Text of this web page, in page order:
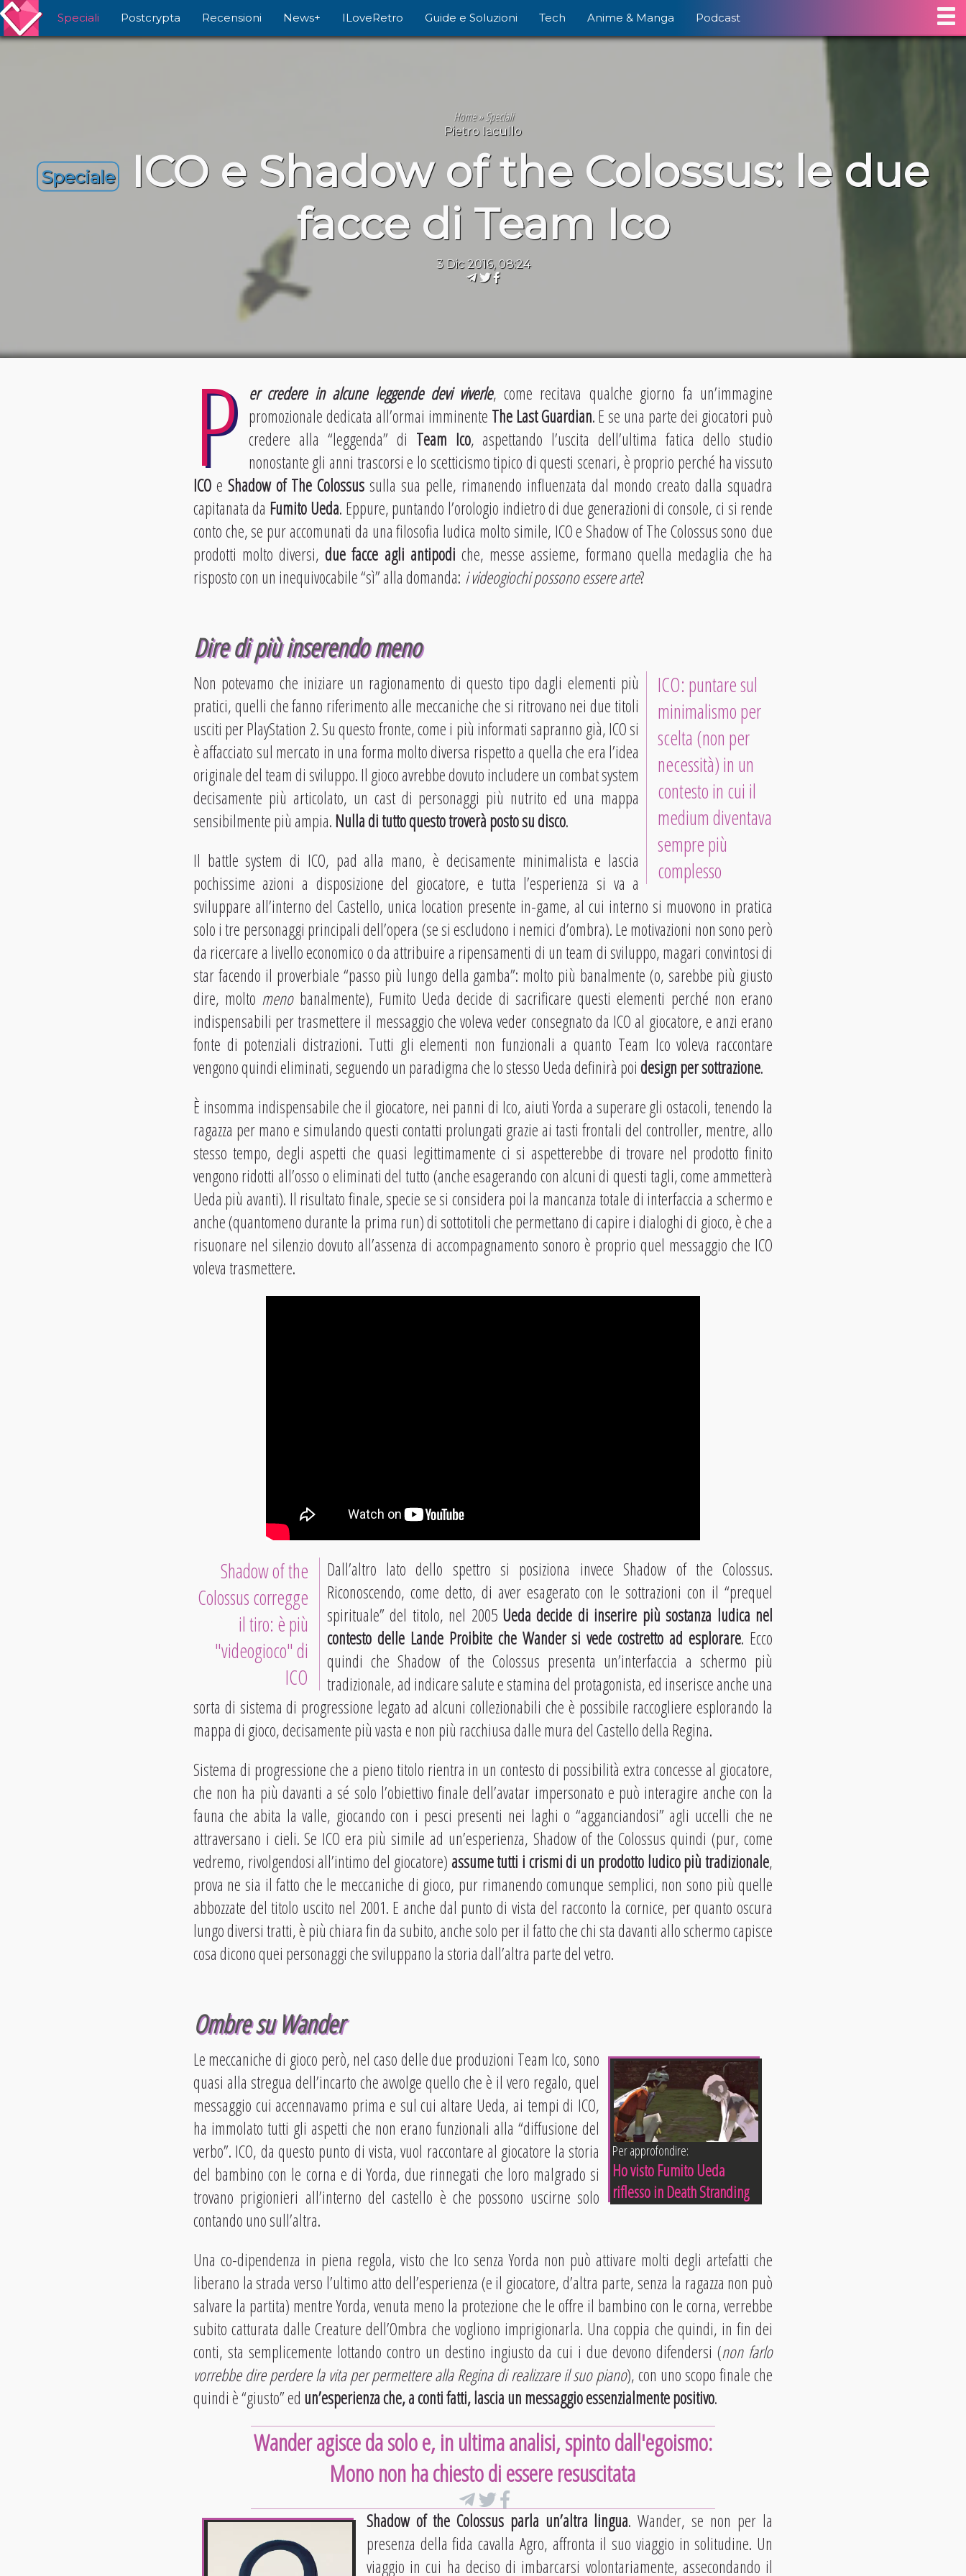
Speciali Postcrypta Recensioni News+ ILoveRetro Guide e Soluzioni Tech Anime & Manga Podcast
Home»Speciali
Pietro Iacullo
Speciale
ICO e Shadow of the Colossus: le due
facce di Team Ico
3 Dic 2016, 08:24
P er credere in alcune leggende devi viverle, come recitava qualche giorno fa un’immagine
promozionale dedicata all’ormai imminente The Last Guardian. E se una parte dei giocatori può
credere alla “leggenda” di Team Ico, aspettando l’uscita dell’ultima fatica dello studio
nonostante gli anni trascorsi e lo scetticismo tipico di questi scenari, è proprio perché ha vissuto
ICOe Shadow of The Colossussulla sua pelle, rimanendo influenzata dal mondo creato dalla squadra
capitanata da Fumito Ueda. Eppure, puntando l’orologio indietro di due generazioni di console, ci si rende
conto che, se pur accomunati da una filosofia ludica molto simile, ICO e Shadow of The Colossus sono due
prodotti molto diversi,due facce agli antipodi che, messe assieme, formano quella medaglia che ha
risposto con un inequivocabile “sì” alla domanda: i videogiochi possono essere arte?
Dire di più inserendo meno
ICO: puntare sul
minimalismo per
scelta (non per
necessità) in un
contesto in cui il
medium diventava
sempre più
complesso
Non potevamo che iniziare un ragionamento di questo tipo dagli elementi più
pratici, quelli che fanno riferimento alle meccaniche che si ritrovano nei due titoli
usciti per PlayStation 2. Su questo fronte, come i più informati sapranno già, ICO si
è affacciato sul mercato in una forma molto diversa rispetto a quella che era l’idea
originale del team di sviluppo. Il gioco avrebbe dovuto includere un combat system
decisamente più articolato, un cast di personaggi più nutrito ed una mappa
sensibilmente più ampia.Nulla di tutto questo troverà posto su disco.
Il battle system di ICO, pad alla mano, è decisamente minimalista e lascia
pochissime azioni a disposizione del giocatore, e tutta l’esperienza si va a
sviluppare all’interno del Castello, unica location presente in-game, al cui interno si muovono in pratica
solo i tre personaggi principali dell’opera (se si escludono i nemici d’ombra). Le motivazioni non sono però
da ricercare a livello economico o da attribuire a ripensamenti di un team di sviluppo, magari convintosi di
star facendo il proverbiale “passo più lungo della gamba”: molto più banalmente (o, sarebbe più giusto
dire, molto menobanalmente), Fumito Ueda decide di sacrificare questi elementi perché non erano
indispensabili per trasmettere il messaggio che voleva veder consegnato da ICO al giocatore, e anzi erano
fonte di potenziali distrazioni. Tutti gli elementi non funzionali a quanto Team Ico voleva raccontare
vengono quindi eliminati, seguendo un paradigma che lo stesso Ueda definirà poidesign per sottrazione.
È insomma indispensabile che il giocatore, nei panni di Ico, aiuti Yorda a superare gli ostacoli, tenendo la
ragazza per mano e simulando questi contatti prolungati grazie ai tasti frontali del controller, mentre, allo
stesso tempo, degli aspetti che quasi legittimamente ci si aspetterebbe di trovare nel prodotto finito
vengono ridotti all’osso o eliminati del tutto (anche esagerando con alcuni di questi tagli, come ammetterà
Ueda più avanti). Il risultato finale, specie se si considera poi la mancanza totale di interfaccia a schermo e
anche (quantomeno durante la prima run) di sottotitoli che permettano di capire i dialoghi di gioco, è che a
risuonare nel silenzio dovuto all’assenza di accompagnamento sonoro è proprio quel messaggio che ICO
voleva trasmettere.
Shadow of the
Colossus corregge
il tiro: è più
"videogioco" di
ICO
Dall’altro lato dello spettro si posiziona invece Shadow of the Colossus.
Riconoscendo, come detto, di aver esagerato con le sottrazioni con il “prequel
spirituale” del titolo, nel 2005 Ueda decide di inserire più sostanza ludica nel
contesto delle Lande Proibite che Wander si vede costretto ad esplorare. Ecco
quindi che Shadow of the Colossus presenta un’interfaccia a schermo più
tradizionale, ad indicare salute e stamina del protagonista, ed inserisce anche una
sorta di sistema di progressione legato ad alcuni collezionabili che è possibile raccogliere esplorando la
mappa di gioco, decisamente più vasta e non più racchiusa dalle mura del Castello della Regina.
Sistema di progressione che a pieno titolo rientra in un contesto di possibilità extra concesse al giocatore,
che non ha più davanti a sé solo l’obiettivo finale dell’avatar impersonato e può interagire anche con la
fauna che abita la valle, giocando con i pesci presenti nei laghi o “agganciandosi” agli uccelli che ne
attraversano i cieli. Se ICO era più simile ad un’esperienza, Shadow of the Colossus quindi (pur, come
vedremo, rivolgendosi all’intimo del giocatore)assume tutti i crismi di un prodotto ludico più tradizionale,
prova ne sia il fatto che le meccaniche di gioco, pur rimanendo comunque semplici, non sono più quelle
abbozzate del titolo uscito nel 2001. E anche dal punto di vista del racconto la cornice, per quanto oscura
lungo diversi tratti, è più chiara fin da subito, anche solo per il fatto che chi sta davanti allo schermo capisce
cosa dicono quei personaggi che sviluppano la storia dall’altra parte del vetro.
Ombre su Wander
Per approfondire:
Ho visto Fumito Ueda
riflesso in Death Stranding
Le meccaniche di gioco però, nel caso delle due produzioni Team Ico, sono
quasi alla stregua dell’incarto che avvolge quello che è il vero regalo, quel
messaggio cui accennavamo prima e sul cui altare Ueda, ai tempi di ICO,
ha immolato tutti gli aspetti che non erano funzionali alla “diffusione del
verbo”. ICO, da questo punto di vista, vuol raccontare al giocatore la storia
del bambino con le corna e di Yorda, due rinnegati che loro malgrado si
trovano prigionieri all’interno del castello è che possono uscirne solo
contando uno sull’altra.
Una co-dipendenza in piena regola, visto che Ico senza Yorda non può attivare molti degli artefatti che
liberano la strada verso l’ultimo atto dell’esperienza (e il giocatore, d’altra parte, senza la ragazza non può
salvare la partita) mentre Yorda, venuta meno la protezione che le offre il bambino con le corna, verrebbe
subito catturata dalle Creature dell’Ombra che vogliono imprigionarla. Una coppia che quindi, in fin dei
conti, sta semplicemente lottando contro un destino ingiusto da cui i due devono difendersi (non farlo
vorrebbe dire perdere la vita per permettere alla Regina di realizzare il suo piano), con uno scopo finale che
quindi è “giusto” ed un’esperienza che, a conti fatti, lascia un messaggio essenzialmente positivo.
Wander agisce da solo e, in ultima analisi, spinto dall'egoismo:
Mono non ha chiesto di essere resuscitata
Shadow of the Colossus parla un’altra lingua. Wander, se non per la
presenza della fida cavalla Agro, affronta il suo viaggio in solitudine. Un
viaggio in cui ha deciso di imbarcarsi volontariamente, assecondando il